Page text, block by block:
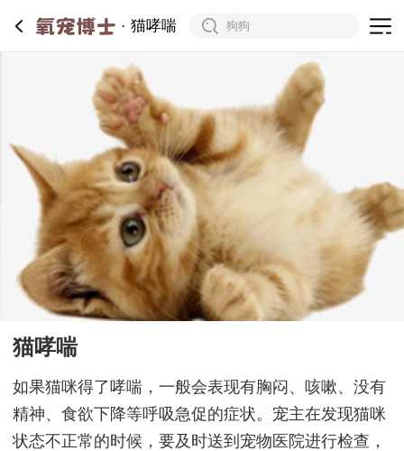
猫哮喘
猫哮喘
如果猫咪得了哮喘，一般会表现有胸闷、咳嗽、没有
精神、食欲下降等呼吸急促的症状。宠主在发现猫咪
状态不正常的时候，要及时送到宠物医院进行检查，